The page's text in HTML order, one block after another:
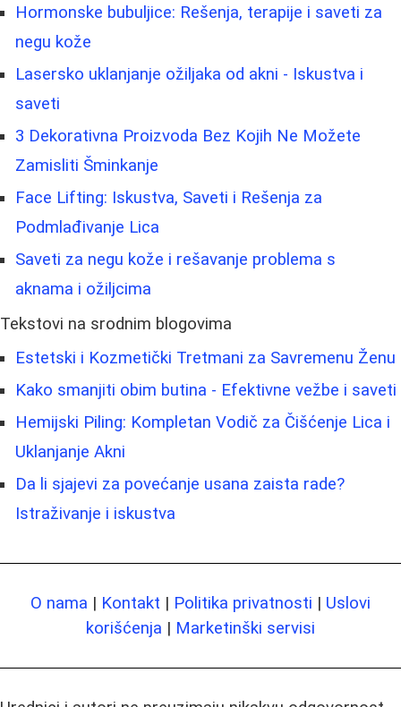
Hormonske bubuljice: Rešenja, terapije i saveti za
negu kože
Lasersko uklanjanje ožiljaka od akni - Iskustva i
saveti
3 Dekorativna Proizvoda Bez Kojih Ne Možete
Zamisliti Šminkanje
Face Lifting: Iskustva, Saveti i Rešenja za
Podmlađivanje Lica
Saveti za negu kože i rešavanje problema s
aknama i ožiljcima
Tekstovi na srodnim blogovima
Estetski i Kozmetički Tretmani za Savremenu Ženu
Kako smanjiti obim butina - Efektivne vežbe i saveti
Hemijski Piling: Kompletan Vodič za Čišćenje Lica i
Uklanjanje Akni
Da li sjajevi za povećanje usana zaista rade?
Istraživanje i iskustva
O nama | Kontakt | Politika privatnosti | Uslovi
korišćenja | Marketinški servisi